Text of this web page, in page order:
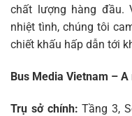
chất lượng hàng đầu.
nhiệt tình, chúng tôi
chiết khấu hấp dẫn tới
Bus Media Vietnam –
Trụ sở chính:Tầng 3,